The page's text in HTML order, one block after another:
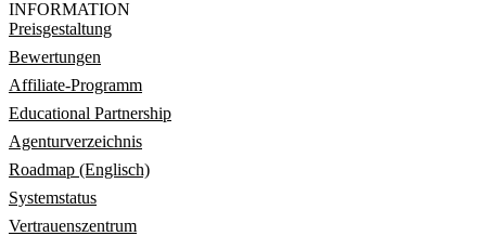
INFORMATION
Preisgestaltung
Bewertungen
Affiliate-Programm
Educational Partnership
Agenturverzeichnis
Roadmap (Englisch)
Systemstatus
Vertrauenszentrum